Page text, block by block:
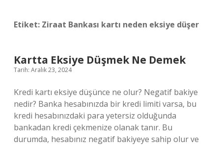
Etiket: Ziraat Bankası kartı neden eksiye düşer
Kartta Eksiye Düşmek Ne Demek
Tarih: Aralık 23, 2024
Kredi kartı eksiye düşünce ne olur? Negatif bakiye
nedir? Banka hesabınızda bir kredi limiti varsa, bu
kredi hesabınızdaki para yetersiz olduğunda
bankadan kredi çekmenize olanak tanır. Bu
durumda, hesabınız negatif bakiyeye sahip olur ve